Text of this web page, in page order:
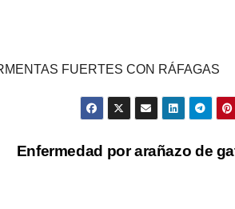
FUERTES CON RÁFAGAS
Enfermedad por arañazo de